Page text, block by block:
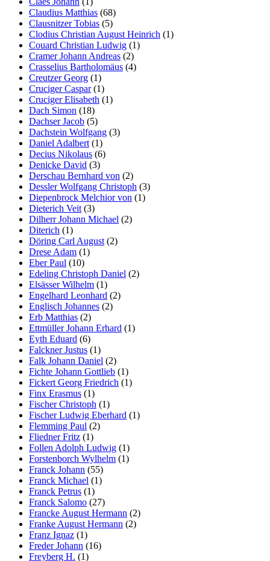
Claudius Matthias (68)
Clausnitzer Tobias (5)
Clodius Christian August Heinrich (1)
Couard Christian Ludwig (1)
Cramer Johann Andreas (2)
Crasselius Bartholomäus (4)
Creutzer Georg (1)
Cruciger Caspar(1)
Cruciger Elisabeth (1)
Dach Simon (18)
Dachser Jacob (5)
Dachstein Wolfgang (3)
Daniel Adalbert (1)
Decius Nikolaus (6)
Denicke David (3)
Derschau Bernhard von (2)
Dessler Wolfgang Christoph (3)
Diepenbrock Melchior von (1)
Dieterich Veit (3)
Dilherr Johann Michael (2)
Diterich (1)
Döring Carl August (2)
Drese Adam (1)
Eber Paul (10)
Edeling Christoph Daniel (2)
Elsässer Wilhelm (1)
Engelhard Leonhard (2)
Englisch Johannes (2)
Erb Matthias (2)
Ettmüller Johann Erhard (1)
Eyth Eduard (6)
Falckner Justus (1)
Falk Johann Daniel (2)
Fichte Johann Gottlieb (1)
Fickert Georg Friedrich (1)
Finx Erasmus (1)
Fischer Christoph (1)
Fischer Ludwig Eberhard (1)
Flemming Paul (2)
Fliedner Fritz (1)
Follen Adolph Ludwig (1)
Forstenborch Wylhelm (1)
Franck Johann (55)
Franck Michael (1)
Franck Petrus (1)
Franck Salomo (27)
Francke August Hermann (2)
Franke August Hermann (2)
Franz Ignaz (1)
Freder Johann (16)
Freyberg H. (1)